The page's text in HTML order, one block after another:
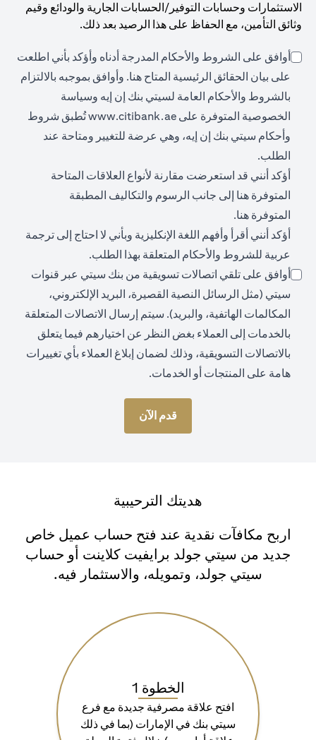
الاستثمارات وحسابات التوفير/الحسابات الجارية والودائع وقيم
وثائق التأمين، مع الحفاظ على هذا الرصيد بعد ذلك.
أوافق على الشروط والأحكام المدرجة أدناه وأؤكد بأني اطلعت
على بيان الحقائق الرئيسية المتاح هناopens in a new tab
. وأوافق بموجبه بالالتزام
بالشروط والأحكام العامة لسيتي بنك إن إيه وسياسة
الخصوصية المتوفرة على www.citibank.ae
in a new tab
تُطبق شروط
وأحكام سيتي بنك إن إيه، وهي عرضة للتغيير ومتاحة عند
الطلب.
أؤكد أنني قد استعرضت مقارنة لأنواع العلاقات المتاحة
المتوفرة هنا opens in a new tab
إلى جانب الرسوم والتكاليف المطبقة
المتوفرة هناopens in a new tab.
أؤكد أنني أقرأ وأفهم اللغة الإنكليزية وبأني لا احتاج إلى ترجمة
عربية للشروط والأحكام المتعلقة بهذا الطلب.
أوافق على تلقي اتصالات تسويقية من بنك سيتي عبر قنوات
سيتي (مثل الرسائل النصية القصيرة، البريد الإلكتروني،
المكالمات الهاتفية، والبريد). سيتم إرسال الاتصالات المتعلقة
بالخدمات إلى العملاء بغض النظر عن اختيارهم فيما يتعلق
بالاتصالات التسويقية، وذلك لضمان إبلاغ العملاء بأي تغييرات
هامة على المنتجات أو الخدمات.
قدم الآن
هديتك الترحيبية
اربح مكافآت نقدية عند فتح حساب عميل خاص
جديد من سيتي جولد برايفيت كلاينت أو حساب
سيتي جولد، وتمويله، والاستثمار فيه.
الخطوة 1
افتح علاقة مصرفية جديدة مع فرع
سيتي بنك في الإمارات (بما في ذلك